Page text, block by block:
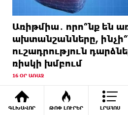
ԳԼԽԱՎՈՐ ԹՈՓ ԼՈՒՐԵՐ ԼՐԱՀՈՍ
Առիթմիա․ որո՞նք են
ախտանշանները,
ուշադրություն
ռիսկի խմբում
16 ՕՐ ԱՌԱՋ
ՖՈՏՈ